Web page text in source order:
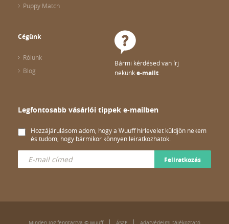
Puppy Match
Cégünk
Rólunk
Blog
Bármi kérdésed van írj
nekünke-mailt
Legfontosabb vásárlói tippek e-mailben
Hozzájárulásom adom, hogy a Wuuff hírlevelet küldjön nekem
és tudom, hogy bármikor könnyen leiratkozhatok.
Feliratkozás